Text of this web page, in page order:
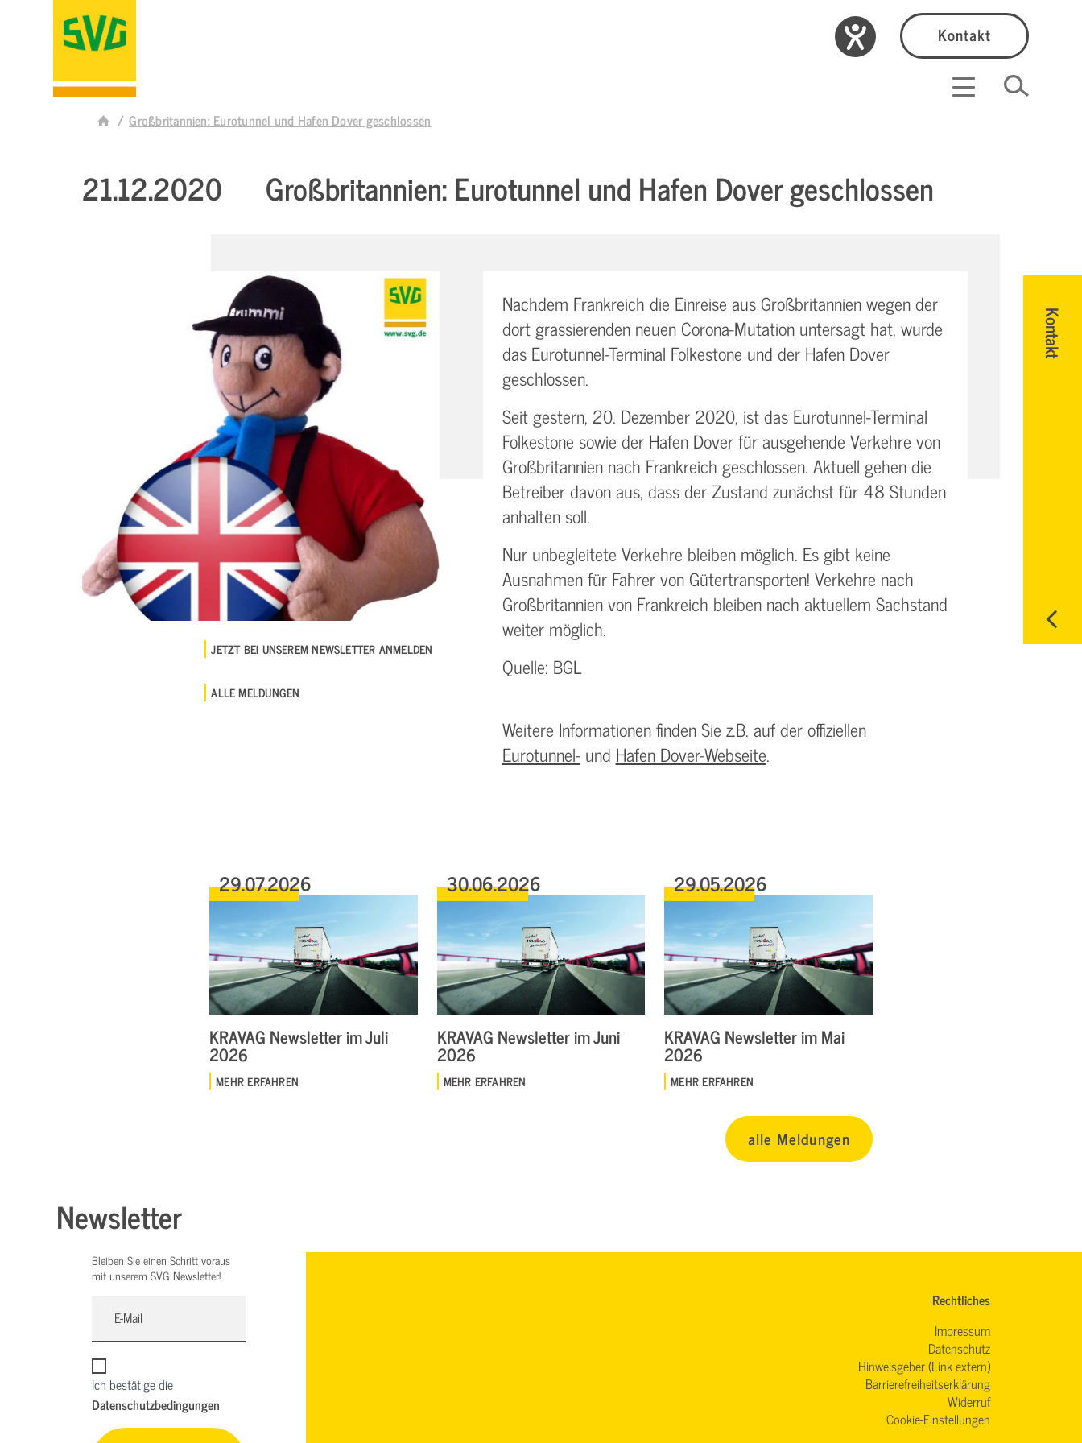
Kontakt
Kontakt
Großbritannien: Eurotunnel und Hafen Dover geschlossen
21.12.2020 Großbritannien: Eurotunnel und Hafen Dover geschlossen
JETZT BEI UNSEREM NEWSLETTER ANMELDEN
ALLE MELDUNGEN
Nachdem Frankreich die Einreise aus Großbritannien wegen der
dort grassierenden neuen Corona­-Mutation untersagt hat, wurde
das Eurotunnel­-Terminal Folkestone und der Hafen Dover
geschlossen.
Seit gestern, 20. Dezember 2020, ist das Eurotunnel-­Terminal
Folkestone sowie der Hafen Dover für ausgehende Verkehre von
Großbritannien nach Frankreich geschlossen. Aktuell gehen die
Betreiber davon aus, dass der Zustand zunächst für 48 Stunden
anhalten soll.
Nur unbegleitete Verkehre bleiben möglich. Es gibt keine
Ausnahmen für Fahrer von Gütertransporten! Verkehre nach
Großbritannien von Frankreich bleiben nach aktuellem Sachstand
weiter möglich.
Quelle: BGL
Weitere Informationen finden Sie z.B. auf der offiziellen
Eurotunnel-und Hafen Dover-Webseite.
29.07.2026
KRAVAG Newsletter im Juli
2026
MEHR ERFAHREN
30.06.2026
KRAVAG Newsletter im Juni
2026
MEHR ERFAHREN
29.05.2026
KRAVAG Newsletter im Mai
2026
MEHR ERFAHREN
alle Meldungen
Newsletter
Bleiben Sie einen Schritt voraus
mit unserem SVG Newsletter!
Ich bestätige die
Datenschutzbedingungen
Rechtliches
Impressum
Datenschutz
Hinweisgeber (Link extern)
Barrierefreiheitserklärung
Widerruf
Cookie-Einstellungen